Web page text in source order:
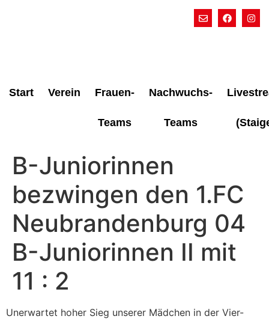
Start Verein Frauen-
Teams
Nachwuchs-
Teams
B-Juniorinnen
bezwingen den 1.FC
Neubrandenburg 04
B-Juniorinnen II mit
11 : 2
Unerwartet hoher Sieg unserer Mädchen in der Vier-